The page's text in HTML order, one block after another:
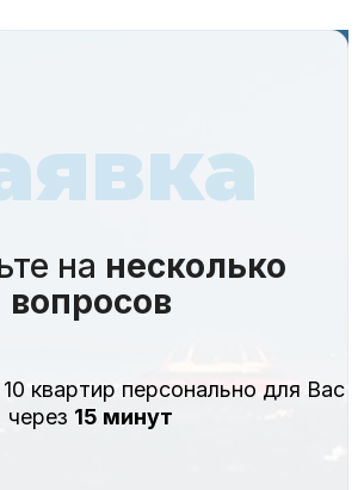
на несколько
вопросов
квартир персонально для Вас
через 15 минут